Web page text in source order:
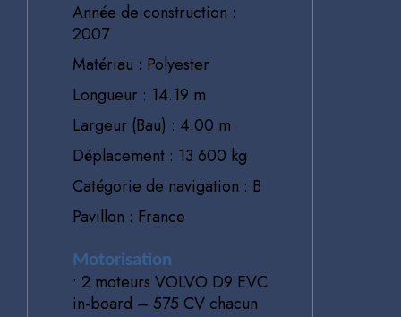
Année de construction :
2007
Matériau : Polyester
Longueur : 14.19 m
Largeur (Bau) : 4.00 m
Déplacement : 13 600 kg
Catégorie de navigation : B
Pavillon : France
Motorisation
• 2 moteurs VOLVO D9 EVC
in-board – 575 CV chacun